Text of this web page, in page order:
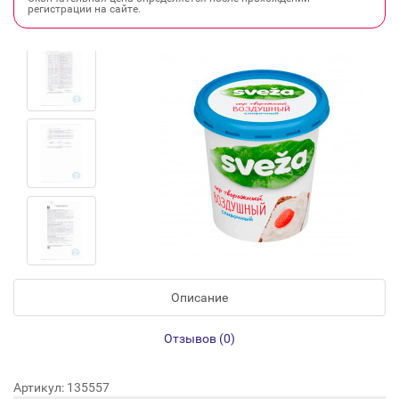
регистрации на сайте.
Описание
Отзывов (0)
Артикул: 135557